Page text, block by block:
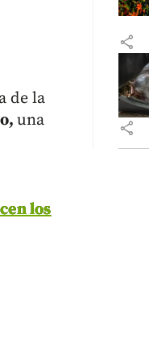
de la
una
los
share
share